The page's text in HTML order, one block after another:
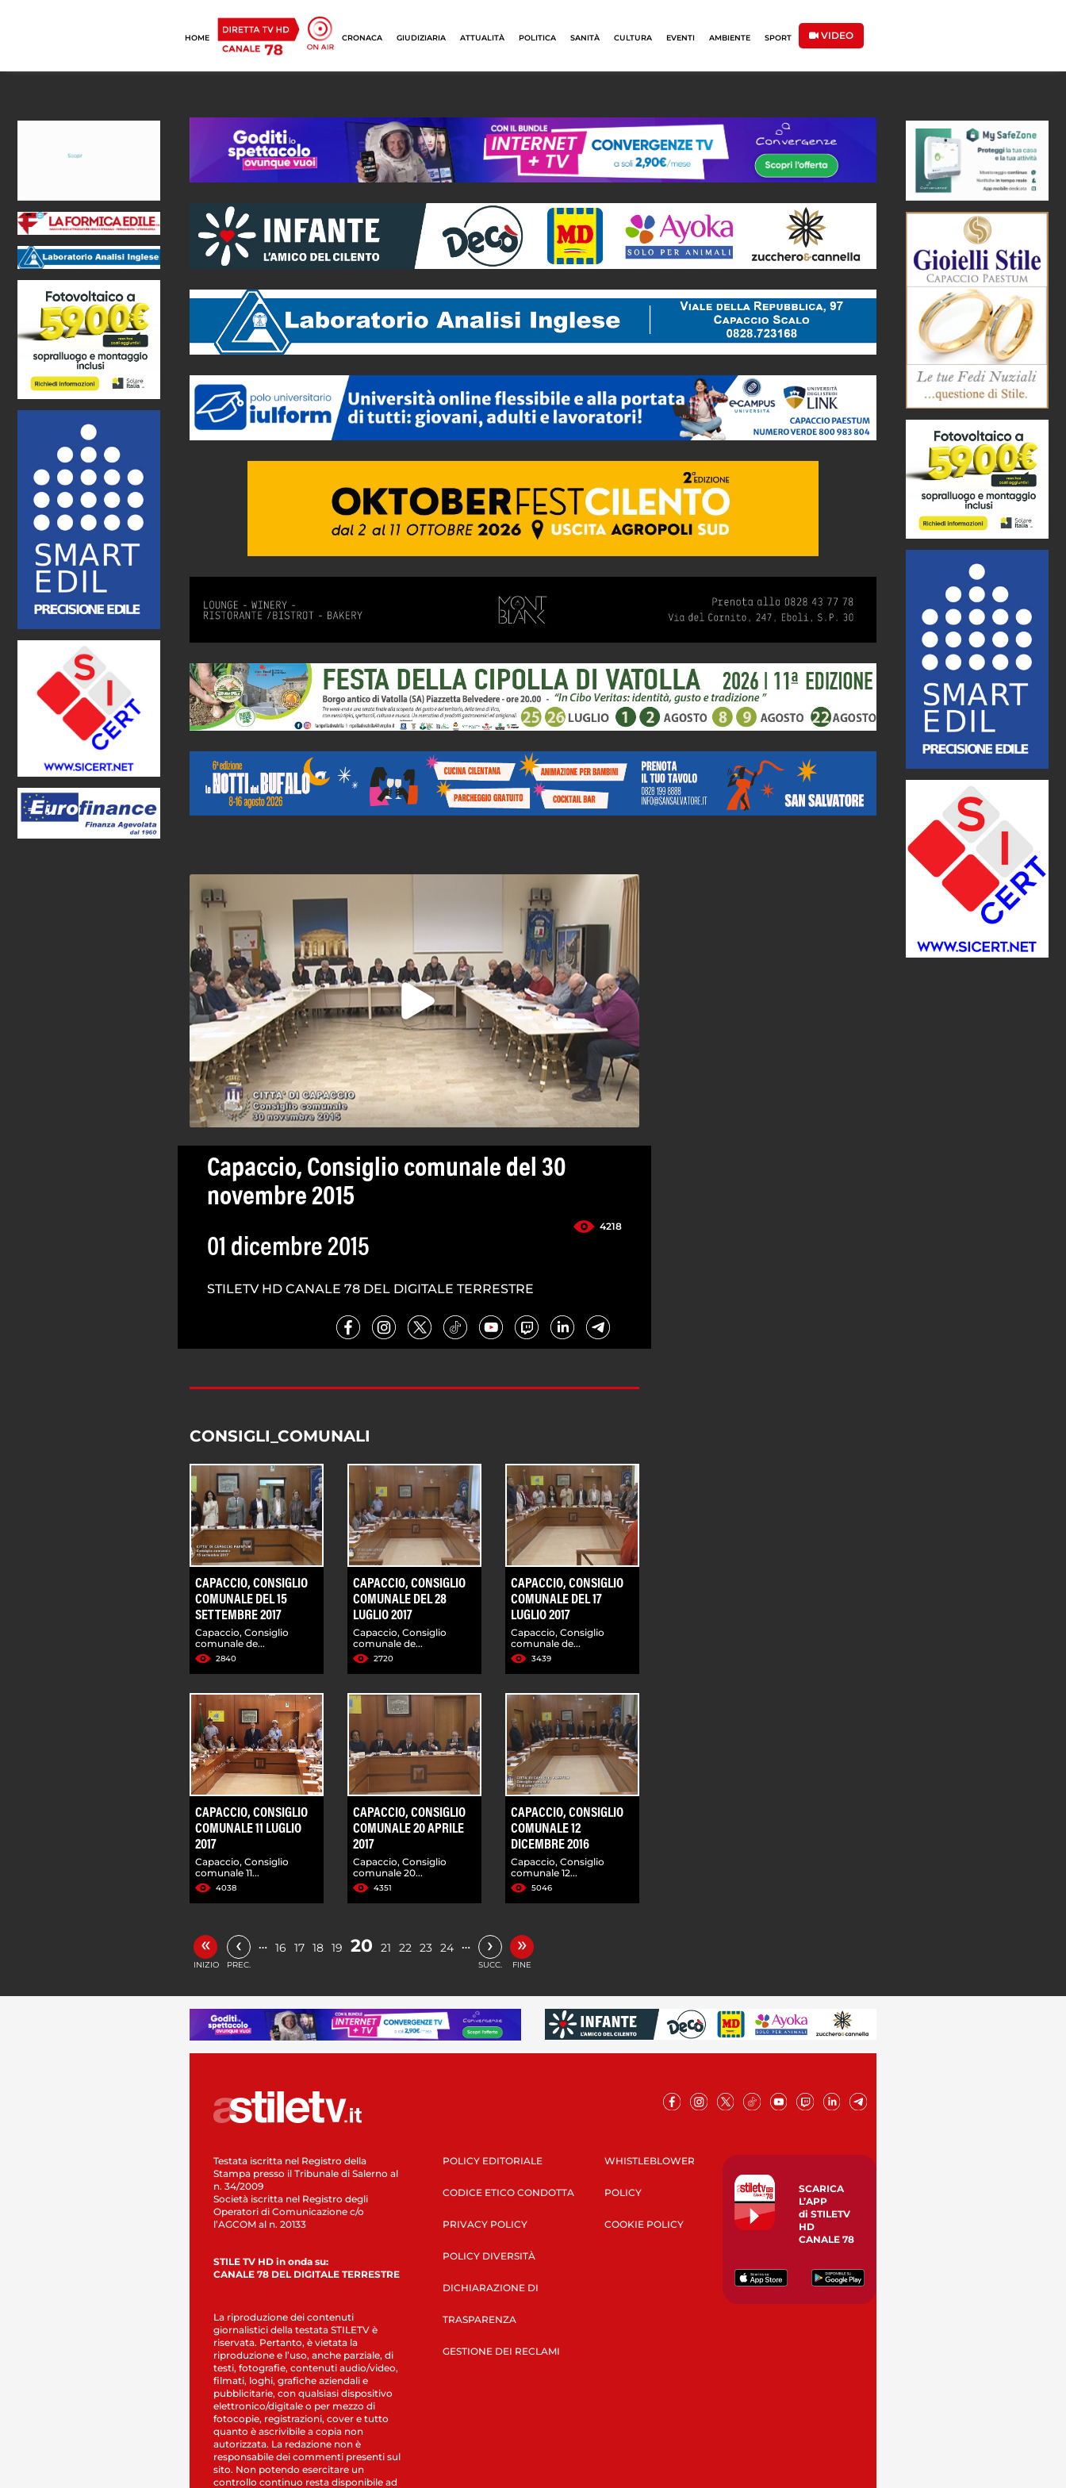
HOME CRONACA GIUDIZIARIA ATTUALITÀ POLITICA SANITÀ CULTURA EVENTI AMBIENTE SPORT VIDEO
Capaccio, Consiglio comunale del 30
novembre 2015
4218
01 dicembre 2015
STILETV HD CANALE 78 DEL DIGITALE TERRESTRE
CONSIGLI_COMUNALI
CAPACCIO, CONSIGLIO
COMUNALE DEL 15
SETTEMBRE 2017
Capaccio, Consiglio
comunale de...
2840
CAPACCIO, CONSIGLIO
COMUNALE DEL 28
LUGLIO 2017
Capaccio, Consiglio
comunale de...
2720
CAPACCIO, CONSIGLIO
COMUNALE DEL 17
LUGLIO 2017
Capaccio, Consiglio
comunale de...
3439
CAPACCIO, CONSIGLIO
COMUNALE 11 LUGLIO
2017
Capaccio, Consiglio
comunale 11...
4038
CAPACCIO, CONSIGLIO
COMUNALE 20 APRILE
2017
Capaccio, Consiglio
comunale 20...
4351
CAPACCIO, CONSIGLIO
COMUNALE 12
DICEMBRE 2016
Capaccio, Consiglio
comunale 12...
5046
«
INIZIO
‹
PREC.
… 16 17 18 19 20 21 22 23 24 … ›
SUCC.
»
FINE
Testata iscritta nel Registro della
Stampa presso il Tribunale di Salerno al
n. 34/2009
Società iscritta nel Registro degli
Operatori di Comunicazione c/o
l’AGCOM al n. 20133
STILE TV HD in onda su:
CANALE 78 DEL DIGITALE TERRESTRE
La riproduzione dei contenuti
giornalistici della testata STILETV è
riservata. Pertanto, è vietata la
riproduzione e l’uso, anche parziale, di
testi, fotografie, contenuti audio/video,
filmati, loghi, grafiche aziendali e
pubblicitarie, con qualsiasi dispositivo
elettronico/digitale o per mezzo di
fotocopie, registrazioni, cover e tutto
quanto è ascrivibile a copia non
autorizzata. La redazione non è
responsabile dei commenti presenti sul
sito. Non potendo esercitare un
controllo continuo resta disponibile ad
POLICY EDITORIALE
CODICE ETICO CONDOTTA
PRIVACY POLICY
POLICY DIVERSITÀ
DICHIARAZIONE DI
TRASPARENZA
GESTIONE DEI RECLAMI
WHISTLEBLOWER
POLICY
COOKIE POLICY
SCARICA
L’APP
di STILETV
HD
CANALE 78